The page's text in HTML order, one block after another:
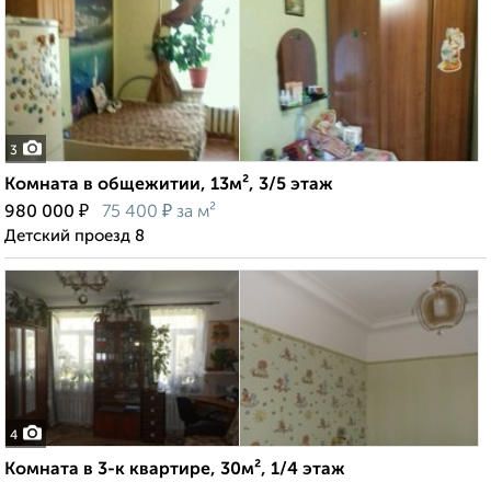
3
Комната в общежитии, 13м², 3/5 этаж
980 000 ₽ 75 400 ₽ за м²
Детский проезд 8
4
Комната в 3-к квартире, 30м², 1/4 этаж